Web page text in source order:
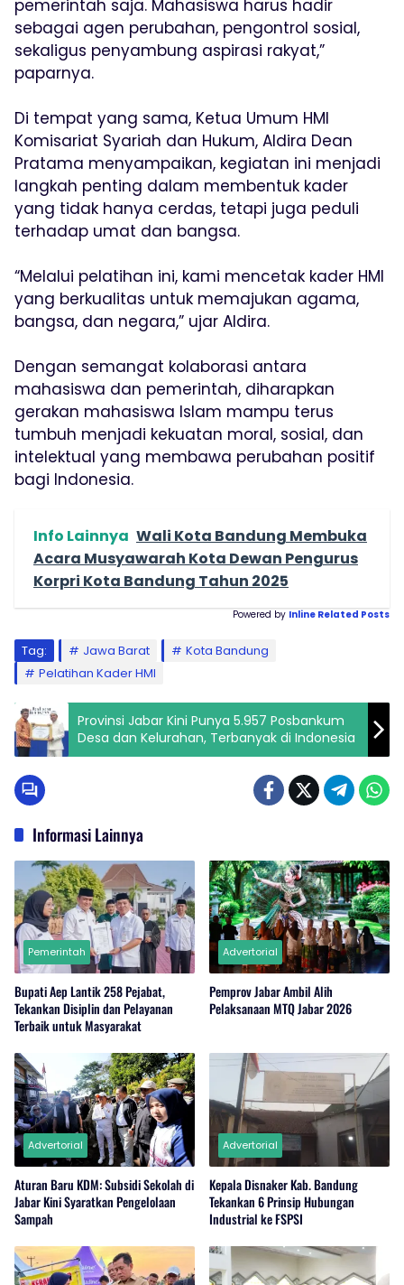
pemerintah saja. Mahasiswa harus hadir
sebagai agen perubahan, pengontrol sosial,
sekaligus penyambung aspirasi rakyat,”
paparnya.
Di tempat yang sama, Ketua Umum HMI
Komisariat Syariah dan Hukum, Aldira Dean
Pratama menyampaikan, kegiatan ini menjadi
langkah penting dalam membentuk kader
yang tidak hanya cerdas, tetapi juga peduli
terhadap umat dan bangsa.
“Melalui pelatihan ini, kami mencetak kader HMI
yang berkualitas untuk memajukan agama,
bangsa, dan negara,” ujar Aldira.
Dengan semangat kolaborasi antara
mahasiswa dan pemerintah, diharapkan
gerakan mahasiswa Islam mampu terus
tumbuh menjadi kekuatan moral, sosial, dan
intelektual yang membawa perubahan positif
bagi Indonesia.
Info Lainnya Wali Kota Bandung Membuka
Acara Musyawarah Kota Dewan Pengurus
Korpri Kota Bandung Tahun 2025
Powered by Inline Related Posts
Tag: Jawa Barat
Kota Bandung
Pelatihan Kader HMI
Provinsi Jabar Kini Punya 5.957 Posbankum
Desa dan Kelurahan, Terbanyak di Indonesia
Informasi Lainnya
Pemerintah
Bupati Aep Lantik 258 Pejabat,
Tekankan Disiplin dan Pelayanan
Terbaik untuk Masyarakat
Advertorial
Pemprov Jabar Ambil Alih
Pelaksanaan MTQ Jabar 2026
Advertorial
Aturan Baru KDM: Subsidi Sekolah di
Jabar Kini Syaratkan Pengelolaan
Sampah
Advertorial
Kepala Disnaker Kab. Bandung
Tekankan 6 Prinsip Hubungan
Industrial ke FSPSI